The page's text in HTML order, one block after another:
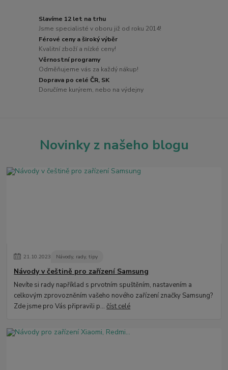
Slavíme 12 let na trhu
Jsme specialisté v oboru již od roku 2014!
Férové ceny a široký výběr
Kvalitní zboží a nízké ceny!
Věrnostní programy
Odměňujeme vás za každý nákup!
Doprava po celé ČR, SK
Doručíme kurýrem, nebo na výdejny
Novinky z našeho blogu
21.10.2023 Návody, rady, tipy
Návody v češtině pro zařízení Samsung
Nevíte si rady například s prvotním spuštěním, nastavením a
celkovým zprovozněním vašeho nového zařízení značky Samsung?
Zde jsme pro Vás připravili p...číst celé